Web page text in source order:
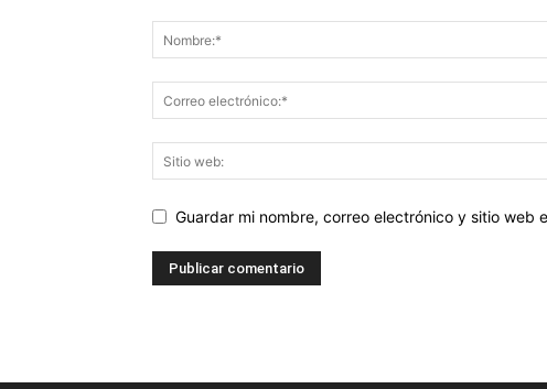
Guardar mi nombre, correo electrónico y sitio